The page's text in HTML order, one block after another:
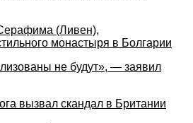
(Ливен),
монастыря в Болгарии
не будут», — заявил
вызвал скандал в Британии